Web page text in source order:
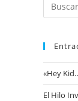
«Hey
El Hilo